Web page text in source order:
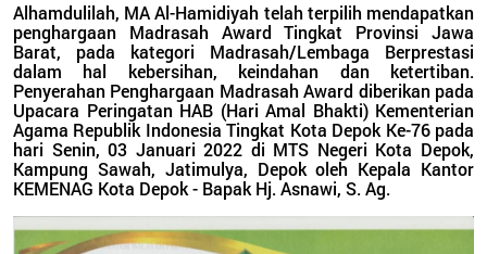
Alhamdulilah, MA Al-Hamidiyah telah terpilih mendapatkan
penghargaan Madrasah Award Tingkat Provinsi Jawa
Barat, pada kategori Madrasah/Lembaga Berprestasi
dalam hal kebersihan, keindahan dan ketertiban.
Penyerahan Penghargaan Madrasah Award diberikan pada
Upacara Peringatan HAB (Hari Amal Bhakti) Kementerian
Agama Republik Indonesia Tingkat Kota Depok Ke-76 pada
hari Senin, 03 Januari 2022 di MTS Negeri Kota Depok,
Kampung Sawah, Jatimulya, Depok oleh Kepala Kantor
KEMENAG Kota Depok - Bapak Hj. Asnawi, S. Ag.